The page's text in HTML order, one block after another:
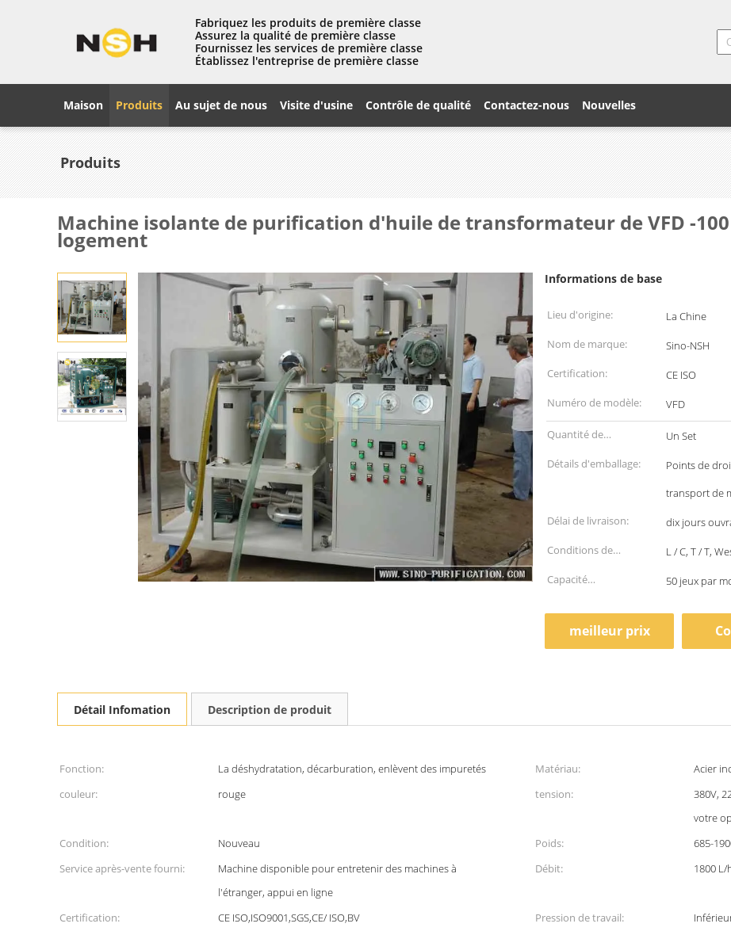
Fabriquez les produits de première classe
Assurez la qualité de première classe
Fournissez les services de première classe
Établissez l'entreprise de première classe
Maison Produits Au sujet de nous Visite d'usine Contrôle de qualité Contactez-nous Nouvelles
Produits
Machine isolante de purification d'huile de transformateur de VFD -
logement
Informations de base
Lieu d'origine:
La Chine
Nom de marque:
Sino-NSH
Certification:
CE ISO
Numéro de modèle:
VFD
Quantité de
commande min:
Un Set
Détails d'emballage:
Points de
transport de
Délai de livraison:
dix jours
Conditions de
paiement:
L / C, T / T,
Capacité
50 jeux par
meilleur prix
Détail Infomation Description de produit
Fonction: La déshydratation, décarburation, enlèvent des impuretés Matériau:
Acier
couleur:
rouge tension:
380V,
votre
Condition:
Nouveau Poids:
685-
Service après-vente fourni:
Machine disponible pour entretenir des machines à
l'étranger, appui en ligne
Débit: 1800 L/
Certification: CE ISO,ISO9001,SGS,CE/ ISO,BV Pression de travail: